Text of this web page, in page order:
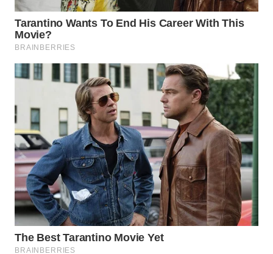
PERSONA
WAHANA
OTOMOTIF
WAHANA
WAHANA
DESA
WISATA
LAPAK
WAHANA
Wahana
Network